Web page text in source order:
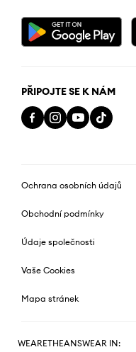
PŘIPOJTE SE K NÁM
Ochrana osobních údajů
Obchodní podmínky
Údaje společnosti
Vaše Cookies
Mapa stránek
WEARETHEANSWEAR IN: